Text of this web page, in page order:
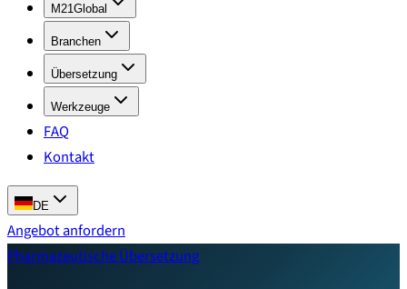
M21Global
Branchen
Übersetzung
Werkzeuge
FAQ
Kontakt
DE
Angebot anfordern
Pharmazeutische Übersetzung